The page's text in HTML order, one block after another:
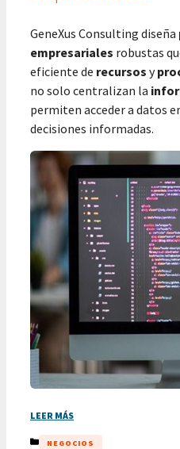
GeneXus Consulting diseña
empresariales robustas
eficiente de recursos y
no solo centralizan la
permiten acceder a datos
decisiones informadas.
LEER MÁS
CATEGORÍAS
NEGOCIOS